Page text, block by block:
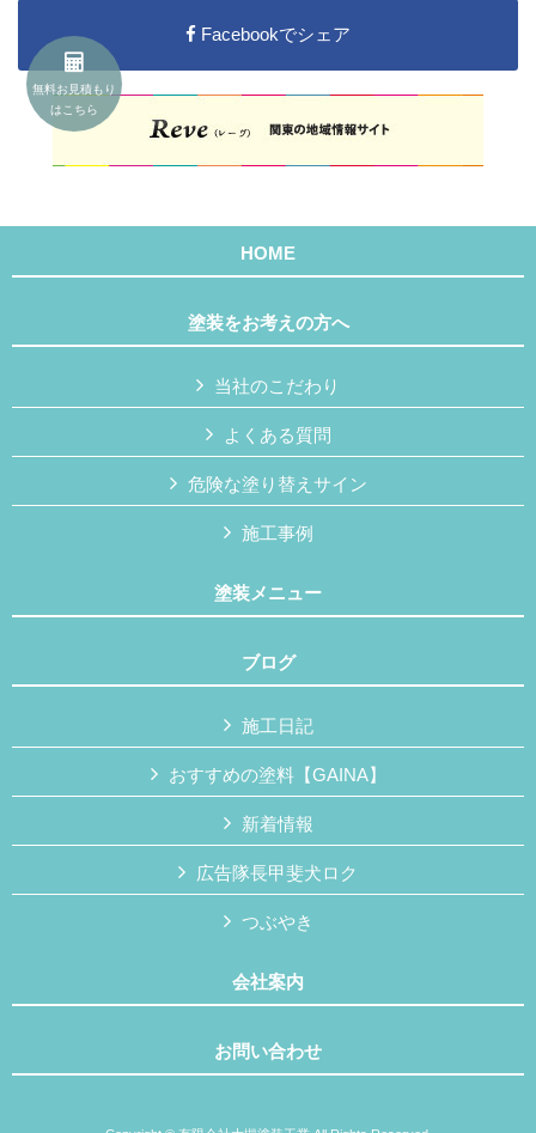
Facebookでシェア
HOME
塗装をお考えの方へ
当社のこだわり
よくある質問
危険な塗り替えサイン
施工事例
塗装メニュー
ブログ
施工日記
おすすめの塗料【GAINA】
新着情報
広告隊長甲斐犬ロク
つぶやき
会社案内
お問い合わせ
無料お見積もり
はこちら